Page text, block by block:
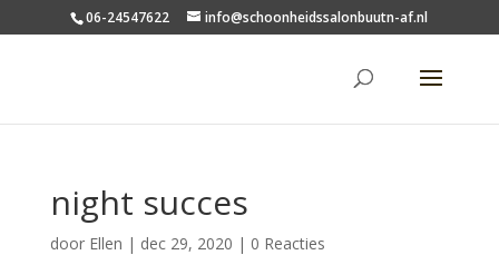
06-24547622 info@schoonheidssalonbuutn-af.nl
night succes
door Ellen | dec 29, 2020 | 0 Reacties